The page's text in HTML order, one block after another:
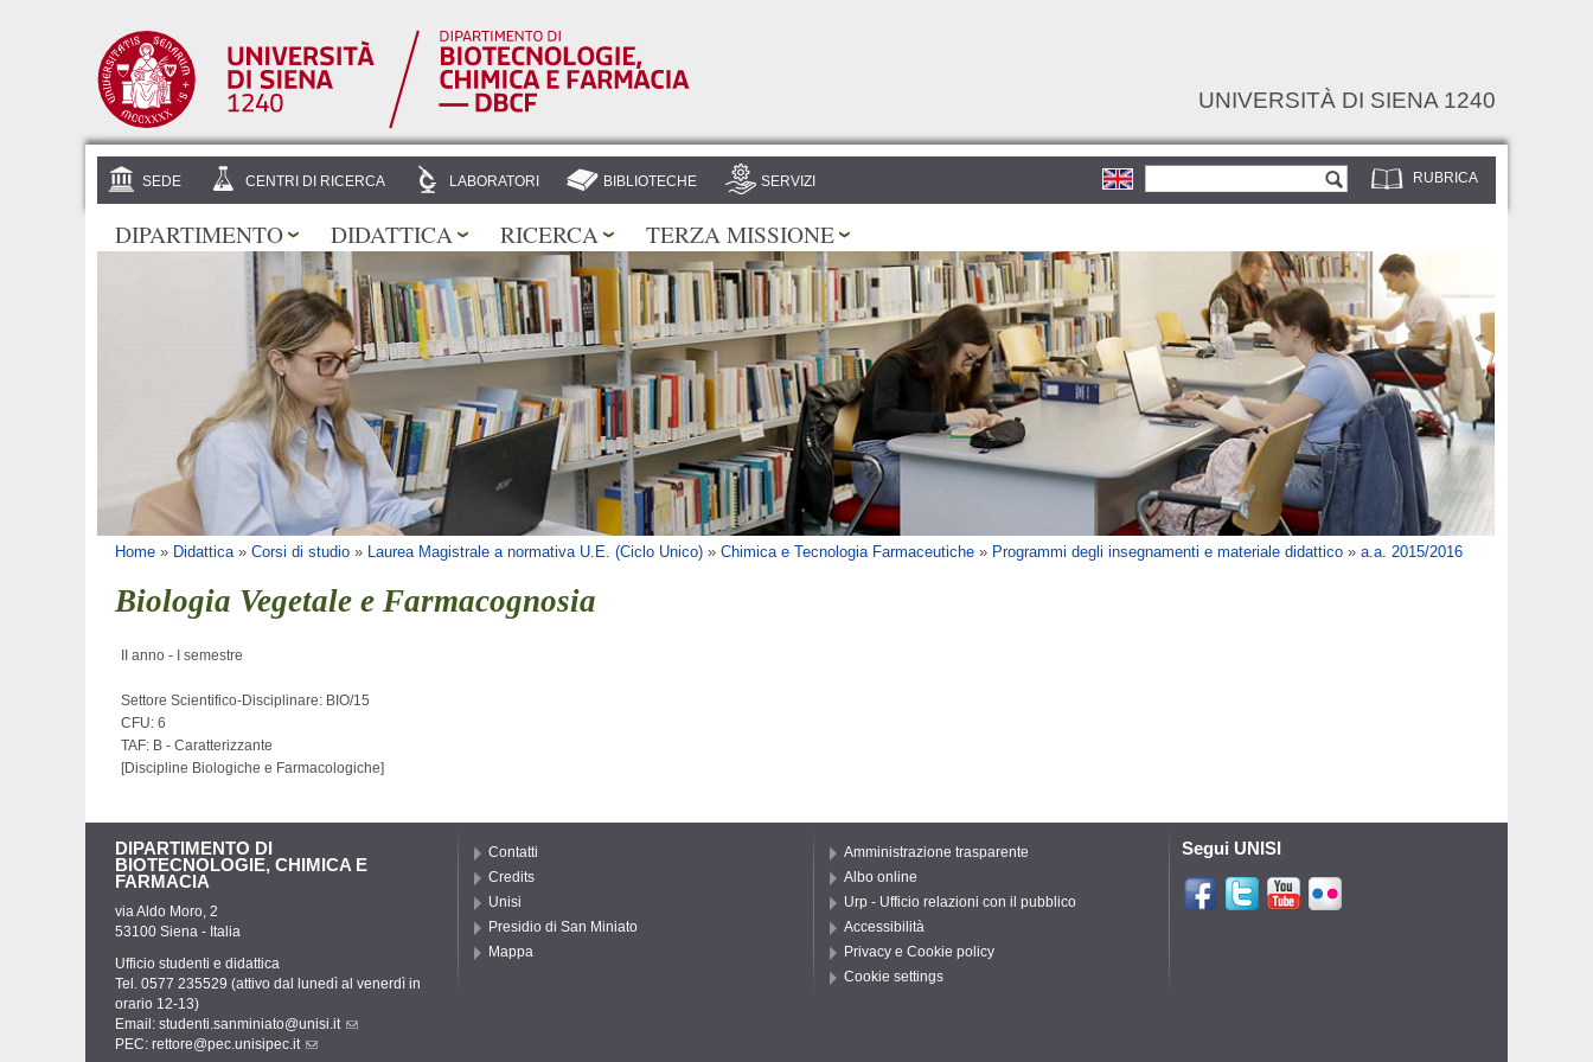
UNIVERSITÀ DI SIENA 1240
RUBRICA
Form di ricerca
SEDE CENTRI DI RICERCA LABORATORI BIBLIOTECHE SERVIZI
DIPARTIMENTO DIDATTICA RICERCA TERZA MISSIONE
Tu sei qui
Home » Didattica» Corsi di studio » Laurea Magistrale a normativa U.E. (Ciclo Unico) » Chimica e Tecnologia Farmaceutiche » Programmi degli insegnamenti e materiale didattico » a.a. 2015/2016
Biologia Vegetale e Farmacognosia
II anno - I semestre
Settore Scientifico-Disciplinare: BIO/15
CFU: 6
TAF: B - Caratterizzante
[Discipline Biologiche e Farmacologiche]
DIPARTIMENTO DI
BIOTECNOLOGIE, CHIMICA E
FARMACIA
via Aldo Moro, 2
53100 Siena - Italia
Ufficio studenti e didattica
Tel. 0577 235529 (attivo dal lunedì al venerdì in
orario 12-13)
Email: studenti.sanminiato@unisi.it
PEC: rettore@pec.unisipec.it
Contatti
Credits
Unisi
Presidio di San Miniato
Mappa
Amministrazione trasparente
Albo online
Urp - Ufficio relazioni con il pubblico
Accessibilità
Privacy e Cookie policy
Cookie settings
Segui UNISI